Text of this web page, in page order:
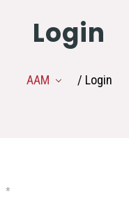
Login
AAM / Login
*